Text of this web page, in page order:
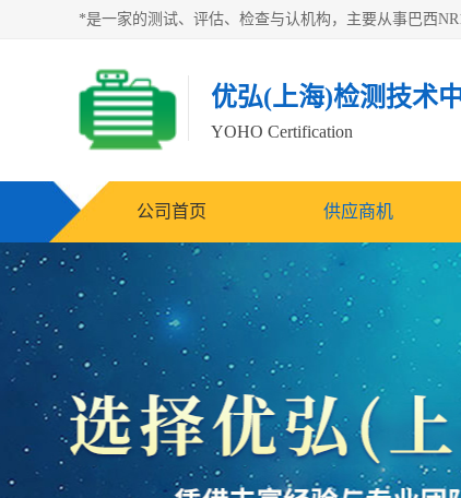
优弘(上海)检测技术
YOHO Certification
公司首页 供应商机